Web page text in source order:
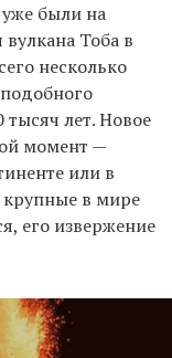
были на
Тоба в
несколько
лет. Новое
момент —
или в
крупные в мире
его извержение